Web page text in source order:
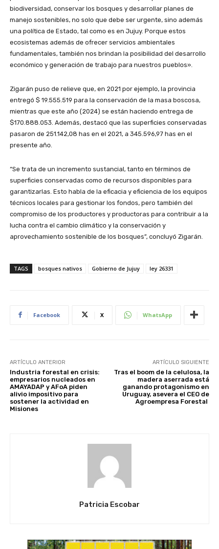
biodiversidad, conservar los bosques y desarrollar planes de
manejo sostenibles, no solo que debe ser urgente, sino además
una política de Estado, tal como es en Jujuy. Porque estos
ecosistemas además de ofrecer servicios ambientales
fundamentales, también nos brindan la posibilidad del desarrollo
económico y generación de trabajo para nuestros pueblos».
Zigarán puso de relieve que, en 2021 por ejemplo, la provincia
entregó $ 19.555.519 para la conservación de la masa boscosa,
mientras que este año (2024) se están haciendo entrega de
$170.888.053. Además, destacó que las superficies conservadas
pasaron de 251.142,08 has en el 2021, a 345.596,97 has en el
presente año.
“Se trata de un incremento sustancial, tanto en términos de
superficies conservadas como de recursos disponibles para
garantizarlas. Esto habla de la eficacia y eficiencia de los equipos
técnicos locales para gestionar los fondos, pero también del
compromiso de los productores y productoras para contribuir a la
lucha contra el cambio climático y la conservación y
aprovechamiento sostenible de los bosques”, concluyó Zigarán.
TAGS bosques nativos Gobierno de Jujuy ley 26331
Facebook X WhatsApp
ARTÍCULO ANTERIOR
Industria forestal en crisis:
empresarios nucleados en
AMAYADAP y AFoA piden
alivio impositivo para
sostener la actividad en
Misiones
ARTÍCULO SIGUIENTE
Tras el boom de la celulosa, la
madera aserrada está
ganando protagonismo en
Uruguay, asevera el CEO de
Agroempresa Forestal
Patricia Escobar